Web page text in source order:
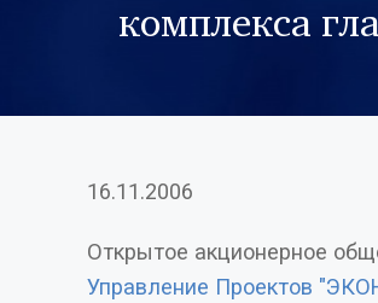
комплекса
16.11.2006
Открытое акционерное
Управление Проектов